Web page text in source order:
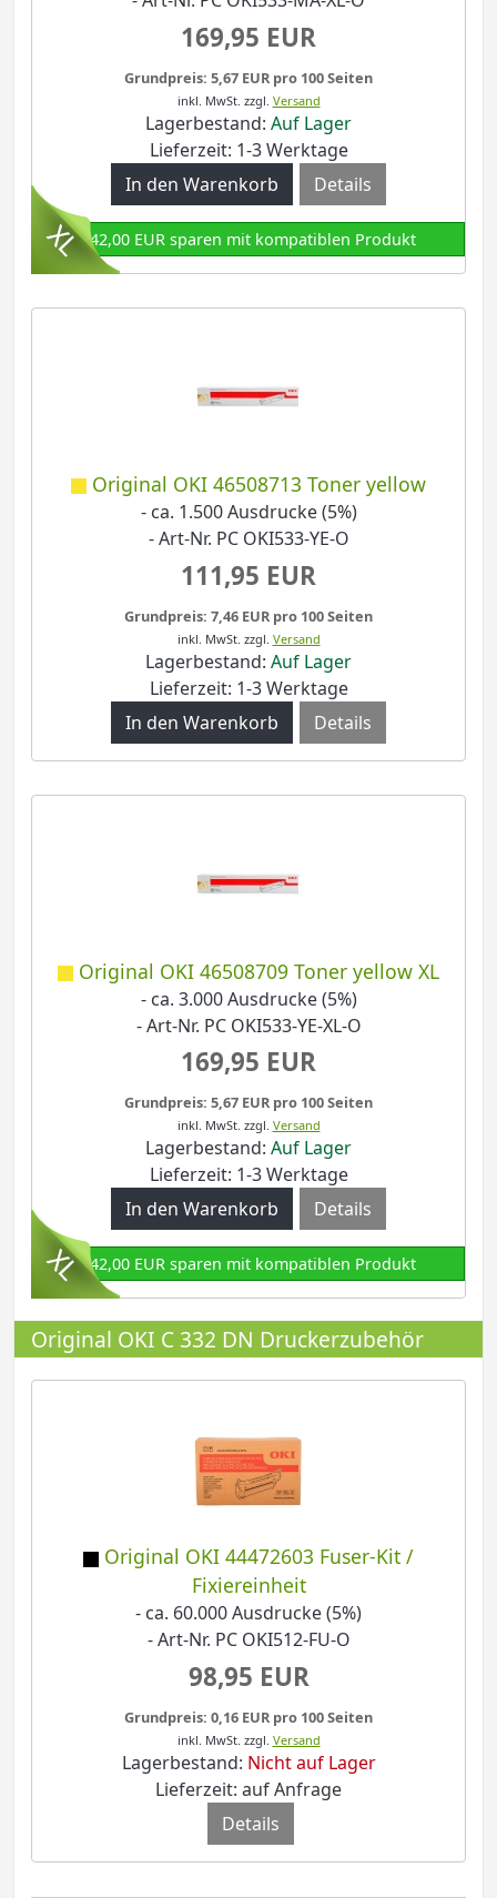
169,95 EUR
Grundpreis: 5,67 EUR pro 100 Seiten
inkl. MwSt. zzgl. Versand
Lagerbestand: Auf Lager
Lieferzeit: 1-3 Werktage
Details
142,00 EUR sparen mit kompatiblen Produkt
Original OKI 46508713 Toner yellow
- ca. 1.500 Ausdrucke (5%)
- Art-Nr. PC OKI533-YE-O
111,95 EUR
Grundpreis: 7,46 EUR pro 100 Seiten
inkl. MwSt. zzgl. Versand
Lagerbestand: Auf Lager
Lieferzeit: 1-3 Werktage
Details
Original OKI 46508709 Toner yellow XL
- ca. 3.000 Ausdrucke (5%)
- Art-Nr. PC OKI533-YE-XL-O
169,95 EUR
Grundpreis: 5,67 EUR pro 100 Seiten
inkl. MwSt. zzgl. Versand
Lagerbestand: Auf Lager
Lieferzeit: 1-3 Werktage
Details
142,00 EUR sparen mit kompatiblen Produkt
Original OKI C 332 DN Druckerzubehör
Original OKI 44472603 Fuser-Kit /
Fixiereinheit
- ca. 60.000 Ausdrucke (5%)
- Art-Nr. PC OKI512-FU-O
98,95 EUR
Grundpreis: 0,16 EUR pro 100 Seiten
inkl. MwSt. zzgl. Versand
Lagerbestand: Nicht auf Lager
Lieferzeit: auf Anfrage
Details